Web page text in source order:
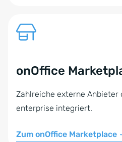
onOffice
Zahlreiche externe Anbieter
enterprise integriert.
Zum onOffice Marketplace